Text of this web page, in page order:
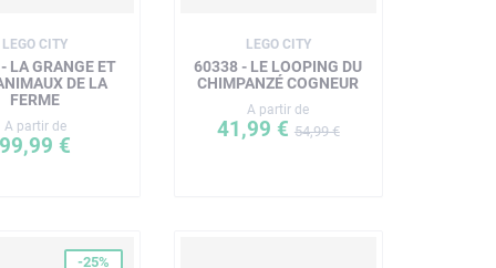
LEGO CITY
LA GRANGE ET
DE LA
FERME
A partir de
99,99 €
LEGO CITY
60338 - LE LOOPING DU
CHIMPANZÉ COGNEUR
A partir de
41,99 € 54,99 €
-25%